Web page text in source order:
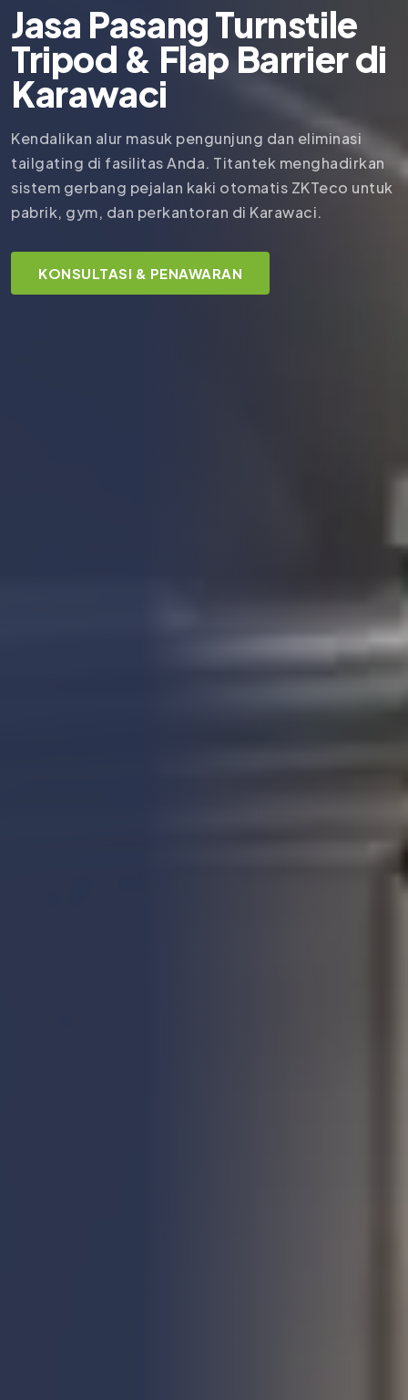
Jasa Pasang Turnstile
Tripod & Flap Barrier di
Karawaci
Kendalikan alur masuk pengunjung dan eliminasi
tailgating di fasilitas Anda. Titantek menghadirkan
sistem gerbang pejalan kaki otomatis ZKTeco untuk
pabrik, gym, dan perkantoran di Karawaci.
KONSULTASI & PENAWARAN